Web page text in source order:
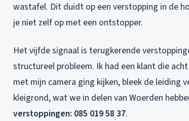
wastafel. Dit duidt op een verstopping in de
je niet zelf op met een ontstopper.
Het vijfde signaal is terugkerende
structureel probleem. Ik had een klant die
met mijn camera ging kijken, bleek de leiding
kleigrond, wat we in delen van Woerden
verstoppingen: 085 019 58 37.